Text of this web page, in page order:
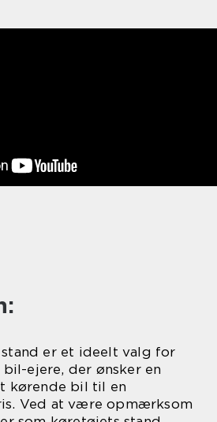
er et ideelt valg for
ejere, der ønsker en
kørende bil til en
Ved at være opmærksom